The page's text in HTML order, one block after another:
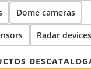
Dome cameras
Radar devices